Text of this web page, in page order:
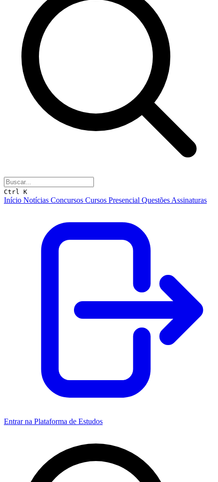
Ctrl K
Início Notícias Concursos Cursos Presencial Questões Assinaturas
Entrar na Plataforma de Estudos